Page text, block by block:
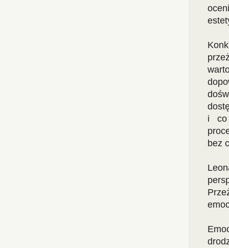
i co
bez